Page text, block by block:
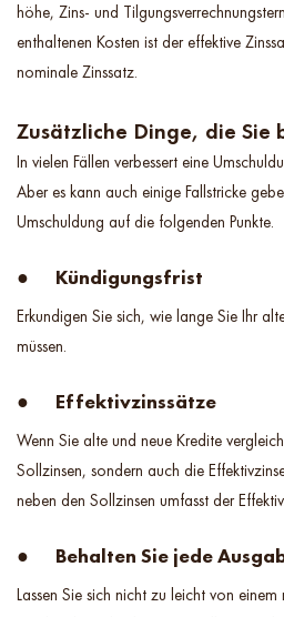
höhe, Zins- und
enthaltenen Kosten ist der effektive
nominale Zinssatz.
Zusätzliche Dinge, die Sie
In vielen Fällen verbessert eine
Aber es kann auch einige Fallstricke
Umschuldung auf die folgenden Punkte.
● Kündigungsfrist
Erkundigen Sie sich, wie lange Sie Ihr
müssen.
● Effektivzinssätze
Wenn Sie alte und neue Kredite
Sollzinsen, sondern auch die
neben den Sollzinsen umfasst der
● Behalten Sie jede
Lassen Sie sich nicht zu leicht von